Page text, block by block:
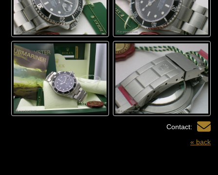
Contact:
« back